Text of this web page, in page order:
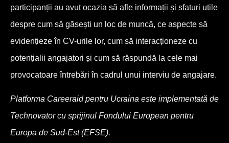
participanții au avut ocazia să afle informații și sfaturi utile
despre cum să găsești un loc de muncă, ce aspecte să
evidențieze în CV-urile lor, cum să interacționeze cu
potențialii angajatori și cum să răspundă la cele mai
provocatoare întrebări în cadrul unui interviu de angajare.
Platforma Careeraid pentru Ucraina este implementată de
Technovator cu sprijinul Fondului European pentru
Europa de Sud-Est (EFSE).